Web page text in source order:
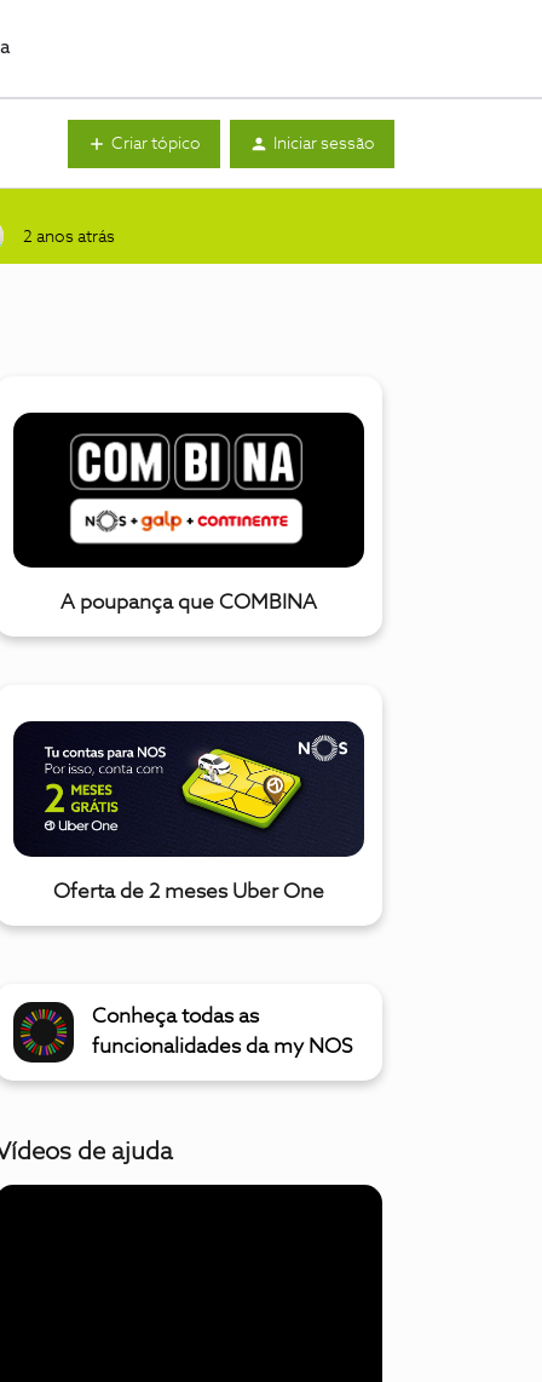
Criar tópico Iniciar sessão
2 anos atrás
A poupança que COMBINA
Oferta de 2 meses Uber One
Conheça todas as
funcionalidades da my NOS
de ajuda